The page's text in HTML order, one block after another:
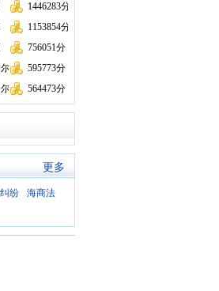
1446283分
1153854分
756051分
滨
595773分
滨 564473分
更多
纷
海商法